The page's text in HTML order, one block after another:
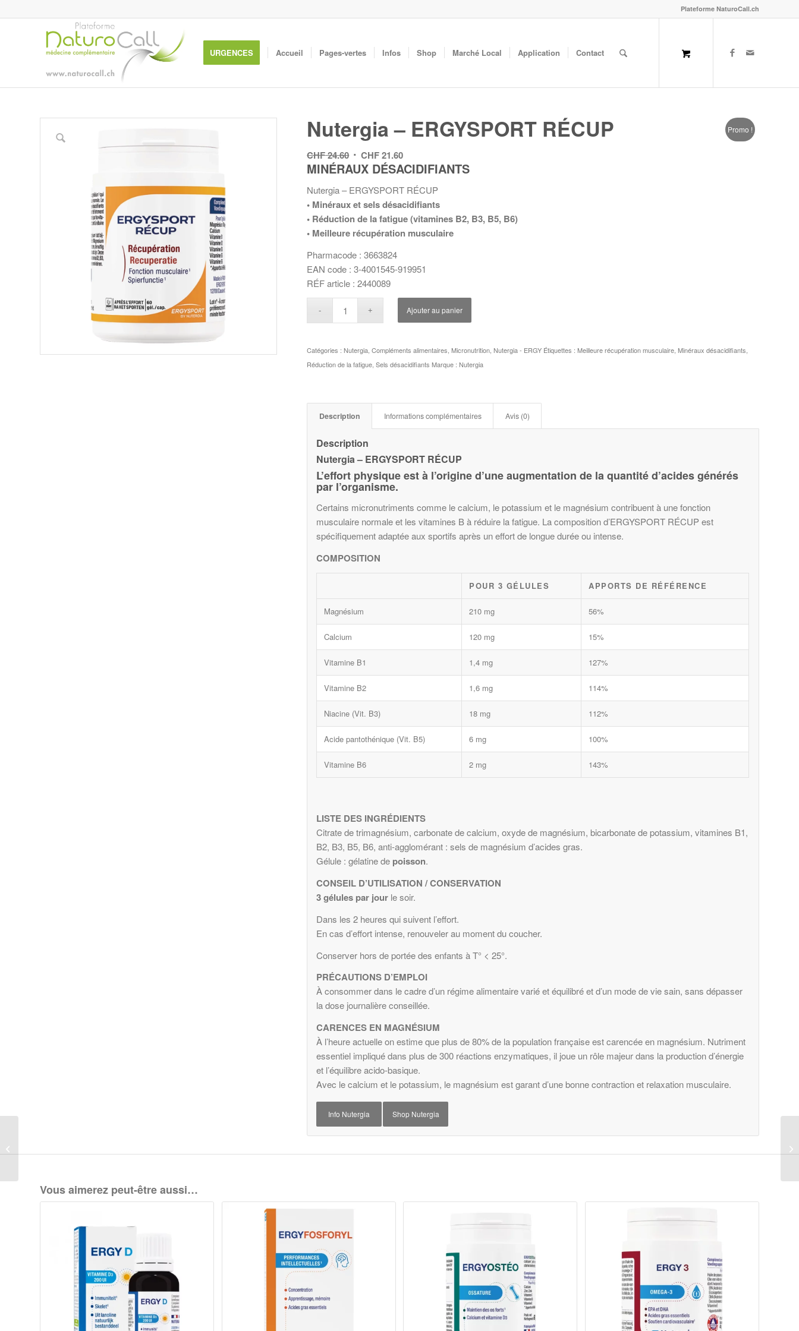
Plateforme NaturoCall.ch
URGENCES Accueil Pages-vertes Infos Shop Marché Local Application Contact
Promo !
Nutergia – ERGYSPORT RÉCUP
CHF24.60 Le
prix
était :
CHF 24.60.
CHF21.60Le
prix
actuel
est :
CHF 21.60.
MINÉRAUX DÉSACIDIFIANTS
Nutergia – ERGYSPORT RÉCUP
• Minéraux et sels désacidifiants
• Réduction de la fatigue (vitamines B2, B3, B5, B6)
• Meilleure récupération musculaire
Pharmacode : 3663824
EAN code : 3-4001545-919951
RÉF article : 2440089
Ajouter au panier
Catégories : Nutergia,Compléments alimentaires,Micronutrition, Nutergia - ERGY Étiquettes :Meilleure récupération musculaire,Minéraux désacidifiants,
Réduction de la fatigue,Sels désacidifiants Marque : Nutergia
Description Informations complémentaires Avis (0)
Description
Nutergia – ERGYSPORT RÉCUP
L’effort physique est à l’origine d’une augmentation de la quantité d’acides générés
par l’organisme.
Certains micronutriments comme le calcium, le potassium et le magnésium contribuent à une fonction
musculaire normale et les vitamines B à réduire la fatigue. La composition d’ERGYSPORT RÉCUP est
spécifiquement adaptée aux sportifs après un effort de longue durée ou intense.
COMPOSITION
POUR 3 GÉLULES APPORTS DE RÉFÉRENCE
Magnésium 210 mg 56%
Calcium 120 mg 15%
Vitamine B1 1,4 mg 127%
Vitamine B2 1,6 mg 114%
Niacine (Vit. B3) 18 mg 112%
Acide pantothénique (Vit. B5) 6 mg 100%
Vitamine B6 2 mg 143%
LISTE DES INGRÉDIENTS
Citrate de trimagnésium, carbonate de calcium, oxyde de magnésium, bicarbonate de potassium, vitamines B1,
B2, B3, B5, B6, anti-agglomérant : sels de magnésium d’acides gras.
Gélule : gélatine de poisson.
CONSEIL D’UTILISATION / CONSERVATION
3 gélules par jour le soir.
Dans les 2 heures qui suivent l’effort.
En cas d’effort intense, renouveler au moment du coucher.
Conserver hors de portée des enfants à T° < 25°.
PRÉCAUTIONS D’EMPLOI
À consommer dans le cadre d’un régime alimentaire varié et équilibré et d’un mode de vie sain, sans dépasser
la dose journalière conseillée.
CARENCES EN MAGNÉSIUM
À l’heure actuelle on estime que plus de 80% de la population française est carencée en magnésium. Nutriment
essentiel impliqué dans plus de 300 réactions enzymatiques, il joue un rôle majeur dans la production d’énergie
et l’équilibre acido-basique.
Avec le calcium et le potassium, le magnésium est garant d’une bonne contraction et relaxation musculaire.
Info Nutergia Shop Nutergia
Vous aimerez peut-être aussi…
ERGYPHILUS® ATB